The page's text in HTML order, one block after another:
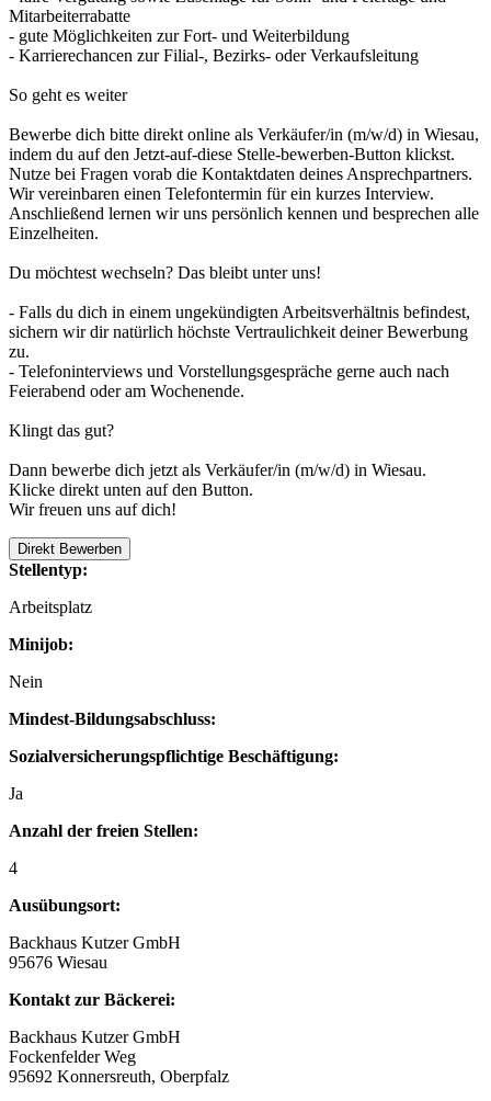
Mitarbeiterrabatte
- gute Möglichkeiten zur Fort- und Weiterbildung
- Karrierechancen zur Filial-, Bezirks- oder Verkaufsleitung
So geht es weiter
Bewerbe dich bitte direkt online als Verkäufer/in (m/w/d) in Wiesau,
indem du auf den Jetzt-auf-diese Stelle-bewerben-Button klickst.
Nutze bei Fragen vorab die Kontaktdaten deines Ansprechpartners.
Wir vereinbaren einen Telefontermin für ein kurzes Interview.
Anschließend lernen wir uns persönlich kennen und besprechen alle
Einzelheiten.
Du möchtest wechseln? Das bleibt unter uns!
- Falls du dich in einem ungekündigten Arbeitsverhältnis befindest,
sichern wir dir natürlich höchste Vertraulichkeit deiner Bewerbung
zu.
- Telefoninterviews und Vorstellungsgespräche gerne auch nach
Feierabend oder am Wochenende.
Klingt das gut?
Dann bewerbe dich jetzt als Verkäufer/in (m/w/d) in Wiesau.
Klicke direkt unten auf den Button.
Wir freuen uns auf dich!
Direkt Bewerben
Stellentyp:
Arbeitsplatz
Minijob:
Nein
Mindest-Bildungsabschluss:
Sozialversicherungspflichtige Beschäftigung:
Ja
Anzahl der freien Stellen:
4
Ausübungsort:
Backhaus Kutzer GmbH
95676 Wiesau
Kontakt zur Bäckerei:
Backhaus Kutzer GmbH
Fockenfelder Weg
95692 Konnersreuth, Oberpfalz